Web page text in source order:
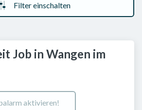
Filter einschalten
Job in Wangen im
aktivieren!